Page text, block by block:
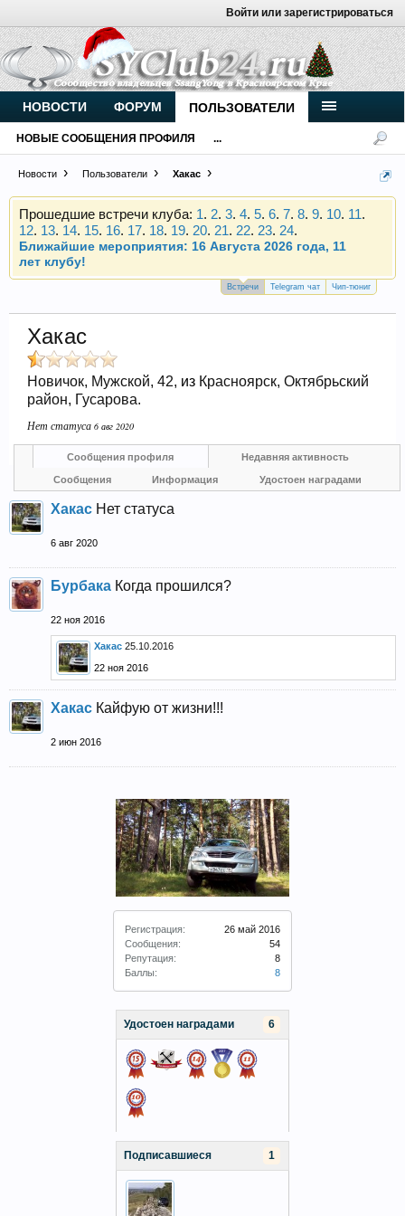
Войти или зарегистрироваться
Новости Пользователи Хакас
Внимание, новые участники нашего клуба!
Основное общение происходит вTelegram-чате.
Присоединяйтесь.
Чип-тюнинг (прошивка) дизелей от
Vahmurka
Прошедшие встречи клуба: 1. 2. 3. 4. 5. 6. 7. 8. 9. 10. 11.
12. 13. 14. 15. 16. 17. 18. 19. 20. 21. 22. 23. 24.
Ближайшие мероприятия: 16 Августа 2026 года, 11
лет клубу!
Внимание, новые участники нашего клуба!
Чип-тюнинг (прошивка) дизелей от
Vahmurka
Прошедшие встречи клуба:
12.13.14.15.16.17.18.19.20.21.22.23.24.
Ближайшие мероприятия: 16 Августа 2026 года, 11
лет клубу!
Встречи Telegram чат Чип-тюниг
Регистрация:
26 май 2016
Сообщения:
54
Репутация:
8
Баллы:
8
Удостоен наградами 6
Подписавшиеся 1
Хакас
Новичок, Мужской, 42, из Красноярск, Октябрьский
район, Гусарова.
Нет статуса 6 авг 2020
Сообщения профиля Недавняя активность
Сообщения Информация Удостоен наградами
Хакас Нет статуса
6 авг 2020
Бурбака Когда прошился?
22 ноя 2016
Хакас 25.10.2016
22 ноя 2016
Хакас Кайфую от жизни!!!
2 июн 2016
НОВОСТИ ФОРУМ ПОЛЬЗОВАТЕЛИ
НОВЫЕ СООБЩЕНИЯ ПРОФИЛЯ ...